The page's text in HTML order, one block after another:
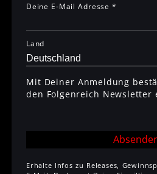
Deine E-Mail Adresse *
Land
Mit Deiner Anmeldung
den Folgenreich Newsletter
Erhalte Infos zu Releases,